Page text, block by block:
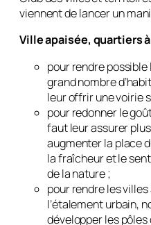
viennent de lancer un
Ville apaisée, quartiers
pour rendre
grand nombre
leur offrir une voirie
pour redonner le
faut leur assurer
augmenter la place
la fraîcheur et le
de la nature ;
pour rendre les
l’étalement urbain,
développer les